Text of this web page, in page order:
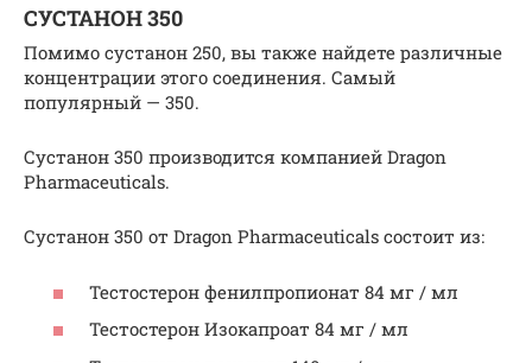
СУСТАНОН 350
Помимо сустанон 250, вы также найдете различные
концентрации этого соединения. Самый
популярный — 350.
Сустанон 350 производится компанией Dragon
Pharmaceuticals.
Сустанон 350 от Dragon Pharmaceuticals состоит из:
Тестостерон фенилпропионат 84 мг / мл
Тестостерон Изокапроат 84 мг / мл